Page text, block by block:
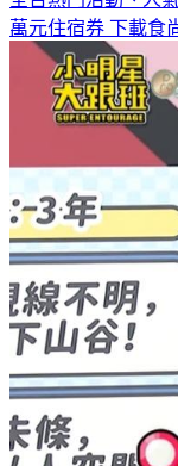
萬元住宿券 下載食